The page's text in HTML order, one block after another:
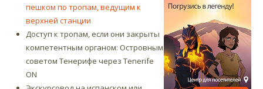
пешком по тропам, ведущим к
верхней станции
Доступ к тропам, если они закрыты
компетентным органом: Островным
советом Тенерифе через Tenerife
ON